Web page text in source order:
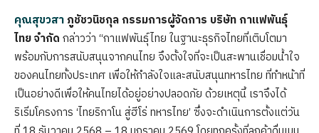
คุณสุขวสาภูชัชวนิชกุล กรรมการผู้จัดการ บริษัท กาแฟพันธุ์
ไทย จำกัด กล่าวว่า “กาแฟพันธุ์ไทย ในฐานะธุรกิจไทยที่เติบโตมา
พร้อมกับการสนับสนุนจากคนไทย จึงตั้งใจที่จะเป็นสะพานเชื่อมน้ำใจ
ของคนไทยทั้งประเทศ เพื่อให้กำลังใจและสนับสนุนทหารไทย ที่ทำหน้าที่
เป็นอย่างดีเพื่อให้คนไทยได้อยู่อย่างปลอดภัย ด้วยเหตุนี้ เราจึงได้
ริเริ่มโครงการ ‘ไทยริกาโน สู่ฮีโร่ ทหารไทย’ ซึ่งจะดำเนินการตั้งแต่วัน